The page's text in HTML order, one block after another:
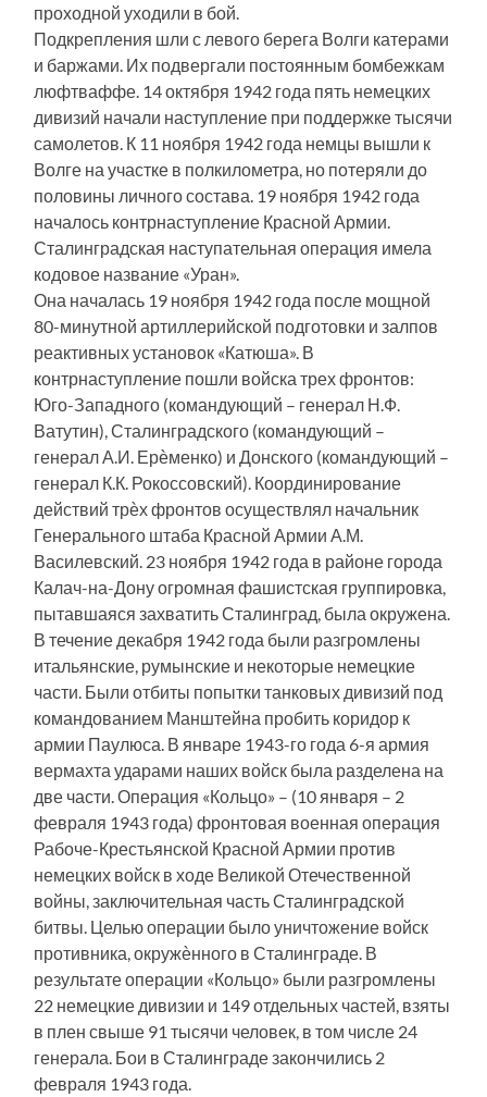
проходной уходили в бой.
Подкрепления шли с левого берега Волги катерами
и баржами. Их подвергали постоянным бомбежкам
люфтваффе. 14 октября 1942 года пять немецких
дивизий начали наступление при поддержке тысячи
самолетов. К 11 ноября 1942 года немцы вышли к
Волге на участке в полкилометра, но потеряли до
половины личного состава. 19 ноября 1942 года
началось контрнаступление Красной Армии.
Сталинградская наступательная операция имела
кодовое название «Уран».
Она началась 19 ноября 1942 года после мощной
80-минутной артиллерийской подготовки и залпов
реактивных установок «Катюша». В
контрнаступление пошли войска трех фронтов:
Юго-Западного (командующий – генерал Н.Ф.
Ватутин), Сталинградского (командующий –
генерал А.И. Ерѐменко) и Донского (командующий –
генерал К.К. Рокоссовский). Координирование
действий трѐх фронтов осуществлял начальник
Генерального штаба Красной Армии А.М.
Василевский. 23 ноября 1942 года в районе города
Калач-на-Дону огромная фашистская группировка,
пытавшаяся захватить Сталинград, была окружена.
В течение декабря 1942 года были разгромлены
итальянские, румынские и некоторые немецкие
части. Были отбиты попытки танковых дивизий под
командованием Манштейна пробить коридор к
армии Паулюса. В январе 1943-го года 6-я армия
вермахта ударами наших войск была разделена на
две части. Операция «Кольцо» – (10 января – 2
февраля 1943 года) фронтовая военная операция
Рабоче-Крестьянской Красной Армии против
немецких войск в ходе Великой Отечественной
войны, заключительная часть Сталинградской
битвы. Целью операции было уничтожение войск
противника, окружѐнного в Сталинграде. В
результате операции «Кольцо» были разгромлены
22 немецкие дивизии и 149 отдельных частей, взяты
в плен свыше 91 тысячи человек, в том числе 24
генерала. Бои в Сталинграде закончились 2
февраля 1943 года.